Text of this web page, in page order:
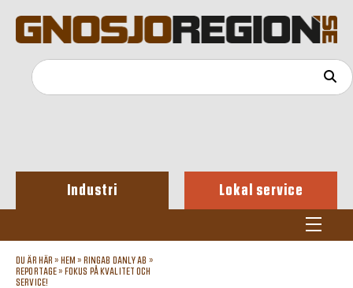
Industri Lokal service
DU ÄR HÄR » HEM » RINGAB DANLY AB »
REPORTAGE» FOKUS PÅ KVALITET OCH
SERVICE!